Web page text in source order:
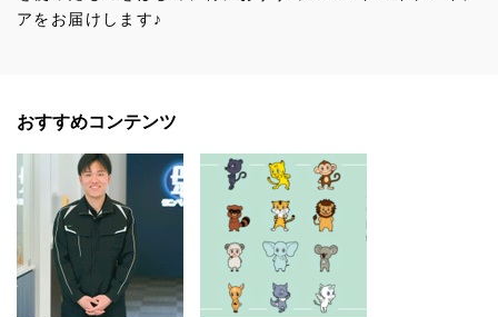
アをお届けします♪
おすすめコンテンツ